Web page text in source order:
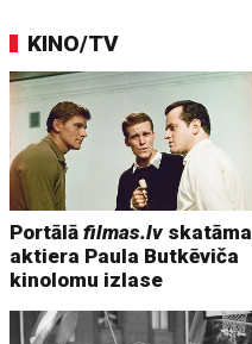
KINO/TV
Portālāfilmas.lv skatāma
aktiera Paula Butkēviča
kinolomu izlase